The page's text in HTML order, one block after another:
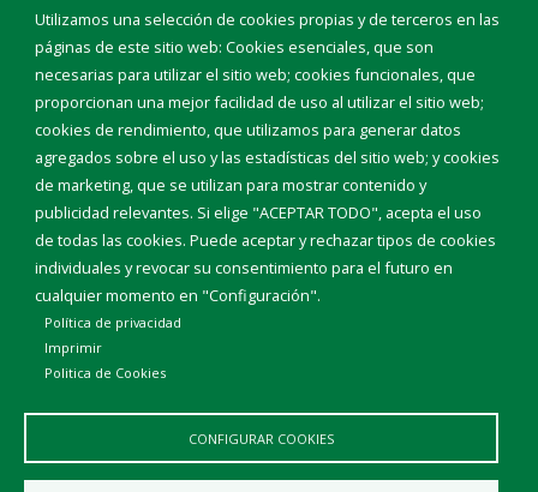
Utilizamos una selección de cookies propias y de terceros en las
páginas de este sitio web: Cookies esenciales, que son
necesarias para utilizar el sitio web; cookies funcionales, que
proporcionan una mejor facilidad de uso al utilizar el sitio web;
cookies de rendimiento, que utilizamos para generar datos
agregados sobre el uso y las estadísticas del sitio web; y cookies
de marketing, que se utilizan para mostrar contenido y
publicidad relevantes. Si elige "ACEPTAR TODO", acepta el uso
de todas las cookies. Puede aceptar y rechazar tipos de cookies
individuales y revocar su consentimiento para el futuro en
cualquier momento en "Configuración".
Política de privacidad
Imprimir
Politica de Cookies
CONFIGURAR COOKIES
Eventos
Corporación Municipal
Teléfonos de interés
INICIAR SESIÓN
MAPA WEB